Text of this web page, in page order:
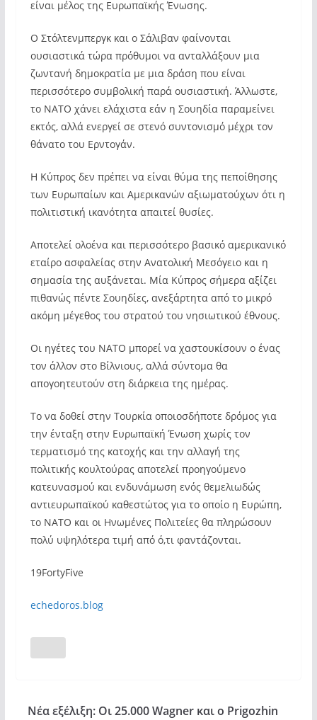
είναι μέλος της Ευρωπαϊκής Ένωσης.
Ο Στόλτενμπεργκ και ο Σάλιβαν φαίνονται
ουσιαστικά τώρα πρόθυμοι να ανταλλάξουν μια
ζωντανή δημοκρατία με μια δράση που είναι
περισσότερο συμβολική παρά ουσιαστική. Άλλωστε,
το ΝΑΤΟ χάνει ελάχιστα εάν η Σουηδία παραμείνει
εκτός, αλλά ενεργεί σε στενό συντονισμό μέχρι τον
θάνατο του Ερντογάν.
Η Κύπρος δεν πρέπει να είναι θύμα της πεποίθησης
των Ευρωπαίων και Αμερικανών αξιωματούχων ότι η
πολιτιστική ικανότητα απαιτεί θυσίες.
Αποτελεί ολοένα και περισσότερο βασικό αμερικανικό
εταίρο ασφαλείας στην Ανατολική Μεσόγειο και η
σημασία της αυξάνεται. Μία Κύπρος σήμερα αξίζει
πιθανώς πέντε Σουηδίες, ανεξάρτητα από το μικρό
ακόμη μέγεθος του στρατού του νησιωτικού έθνους.
Οι ηγέτες του ΝΑΤΟ μπορεί να χαστουκίσουν ο ένας
τον άλλον στο Βίλνιους, αλλά σύντομα θα
απογοητευτούν στη διάρκεια της ημέρας.
Το να δοθεί στην Τουρκία οποιοσδήποτε δρόμος για
την ένταξη στην Ευρωπαϊκή Ένωση χωρίς τον
τερματισμό της κατοχής και την αλλαγή της
πολιτικής κουλτούρας αποτελεί προηγούμενο
κατευνασμού και ενδυνάμωση ενός θεμελιωδώς
αντιευρωπαϊκού καθεστώτος για το οποίο η Ευρώπη,
το ΝΑΤΟ και οι Ηνωμένες Πολιτείες θα πληρώσουν
πολύ υψηλότερα τιμή από ό,τι φαντάζονται.
19FortyFive
echedoros.blog
Νέα εξέλιξη: Οι 25.000 Wagner και ο Prigozhin